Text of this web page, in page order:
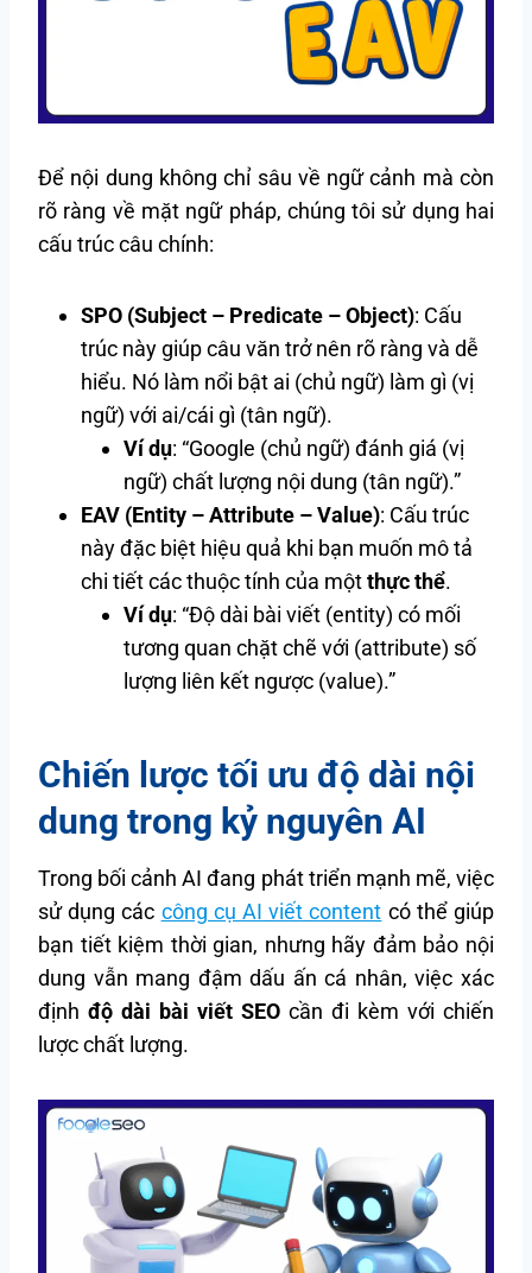
Để nội dung không chỉ sâu về ngữ cảnh mà còn
rõ ràng về mặt ngữ pháp, chúng tôi sử dụng hai
cấu trúc câu chính:
SPO (Subject – Predicate – Object): Cấu
trúc này giúp câu văn trở nên rõ ràng và dễ
hiểu. Nó làm nổi bật ai (chủ ngữ) làm gì (vị
ngữ) với ai/cái gì (tân ngữ).
Ví dụ: “Google (chủ ngữ) đánh giá (vị
ngữ) chất lượng nội dung (tân ngữ).”
EAV (Entity – Attribute – Value): Cấu trúc
này đặc biệt hiệu quả khi bạn muốn mô tả
chi tiết các thuộc tính của mộtthực thể.
Ví dụ: “Độ dài bài viết (entity) có mối
tương quan chặt chẽ với (attribute) số
lượng liên kết ngược (value).”
Chiến lược tối ưu độ dài nội
dung trong kỷ nguyên AI
Trong bối cảnh AI đang phát triển mạnh mẽ, việc
sử dụng các công cụ AI viết content có thể giúp
bạn tiết kiệm thời gian, nhưng hãy đảm bảo nội
dung vẫn mang đậm dấu ấn cá nhân, việc xác
định độ dài bài viết SEO cần đi kèm với chiến
lược chất lượng.